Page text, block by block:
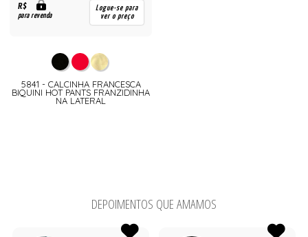
R$
para revenda
Logue-se para
ver o preço
5841 - CALCINHA FRANCESCA
BIQUINI HOT PANTS FRANZIDINHA
NA LATERAL
DEPOIMENTOS QUE AMAMOS